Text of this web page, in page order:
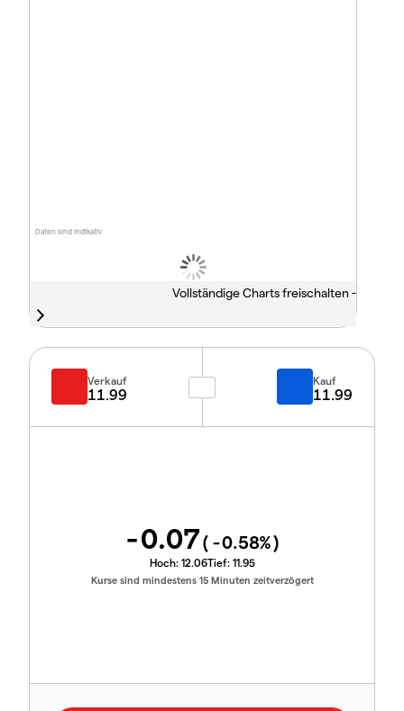
Daten sind indikativ
Vollständige Charts freischalten -
Verkauf
11.99
Kauf
11.99
-0.07( -0.58%)
Hoch: 12.06Tief: 11.95
Kurse sind mindestens 15 Minuten zeitverzögert